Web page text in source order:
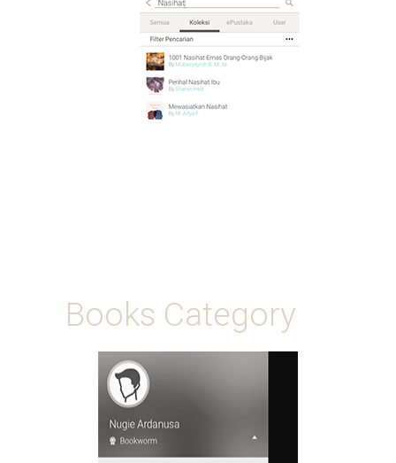
Books Category